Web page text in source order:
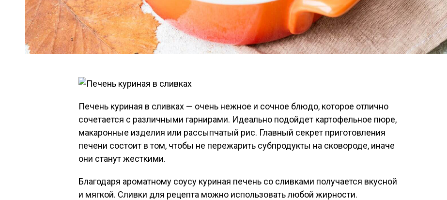
Печень куриная в сливках — очень нежное и сочное блюдо, которое отлично
сочетается с различными гарнирами. Идеально подойдет картофельное пюре,
макаронные изделия или рассыпчатый рис. Главный секрет приготовления
печени состоит в том, чтобы не пережарить субпродукты на сковороде, иначе
они станут жесткими.
Благодаря ароматному соусу куриная печень со сливками получается вкусной
и мягкой. Сливки для рецепта можно использовать любой жирности.